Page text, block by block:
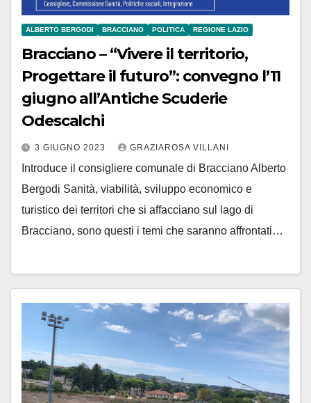
ALBERTO BERGODI BRACCIANO POLITICA REGIONE LAZIO
Bracciano – “Vivere il territorio,
Progettare il futuro”: convegno l’11
giugno all’Antiche Scuderie
Odescalchi
3 GIUGNO 2023 GRAZIAROSA VILLANI
Introduce il consigliere comunale di Bracciano Alberto
Bergodi Sanità, viabilità, sviluppo economico e
turistico dei territori che si affacciano sul lago di
Bracciano, sono questi i temi che saranno affrontati…